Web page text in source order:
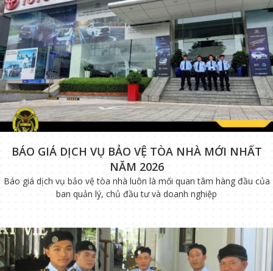
BÁO GIÁ DỊCH VỤ BẢO VỆ TÒA NHÀ MỚI NHẤT
NĂM 2026
Báo giá dịch vụ bảo vệ tòa nhà luôn là mối quan tâm hàng đầu của
ban quản lý, chủ đầu tư và doanh nghiệp